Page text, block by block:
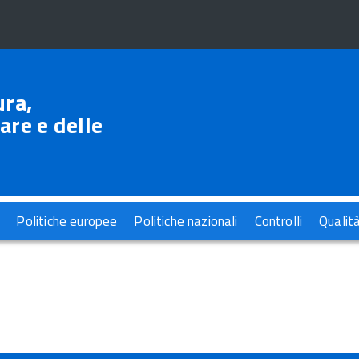
e delle
Politiche europee Politiche nazionali Controlli